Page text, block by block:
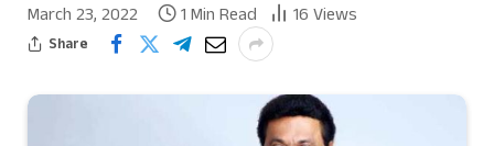
March 23, 2022 1 Min Read 16 Views
Share